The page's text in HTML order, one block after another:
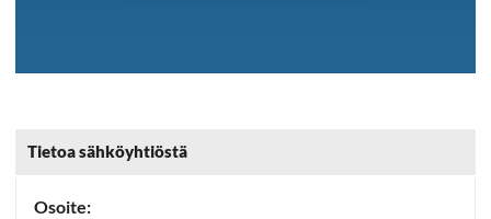
Tietoa sähköyhtiöstä
Osoite: